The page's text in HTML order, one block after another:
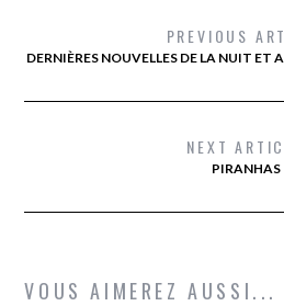
PREVIOUS
DERNIÈRES NOUVELLES DE LA NUIT ET
NEXT
PIRANHAS
VOUS AIMEREZ AUSSI...